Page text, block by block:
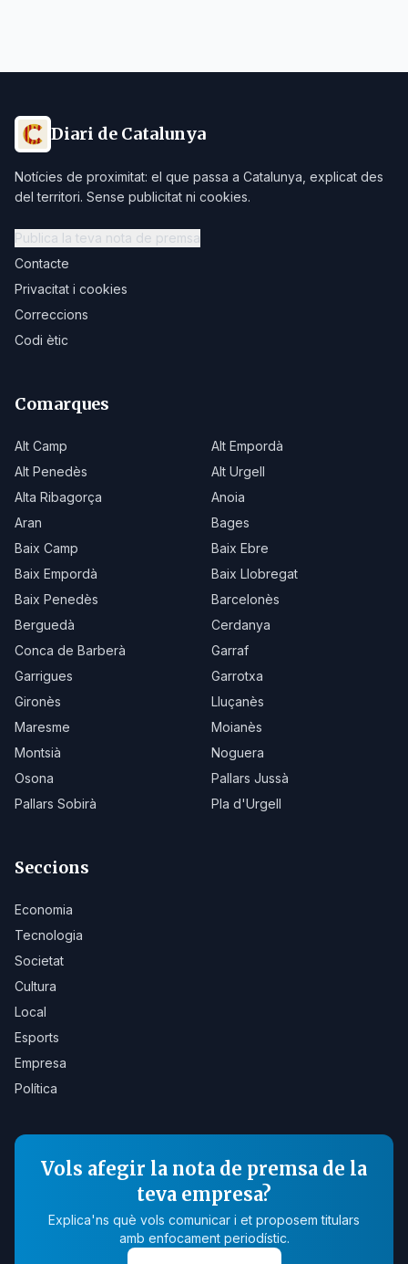
Diari de Catalunya
Notícies de proximitat: el que passa a Catalunya, explicat des
del territori. Sense publicitat ni cookies.
Publica la teva nota de premsa
Contacte
Privacitat i cookies
Correccions
Codi ètic
Comarques
Alt Camp
Alt Empordà
Alt Penedès
Alt Urgell
Alta Ribagorça
Anoia
Aran
Bages
Baix Camp
Baix Ebre
Baix Empordà
Baix Llobregat
Baix Penedès
Barcelonès
Berguedà
Cerdanya
Conca de Barberà
Garraf
Garrigues
Garrotxa
Gironès
Lluçanès
Maresme
Moianès
Montsià
Noguera
Osona
Pallars Jussà
Pallars Sobirà
Pla d'Urgell
Seccions
Economia
Tecnologia
Societat
Cultura
Local
Esports
Empresa
Política
Vols afegir la nota de premsa de la
teva empresa?
Explica'ns què vols comunicar i et proposem titulars
amb enfocament periodístic.